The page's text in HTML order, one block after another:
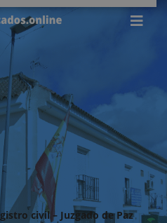
civil – Juzgado de Paz